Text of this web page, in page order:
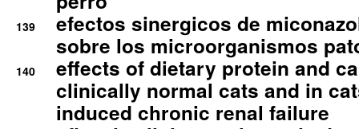
139
efectos sinergicos de
sobre los microorganismos
140
effects of dietary protein and
clinically normal cats and in
induced chronic renal failure